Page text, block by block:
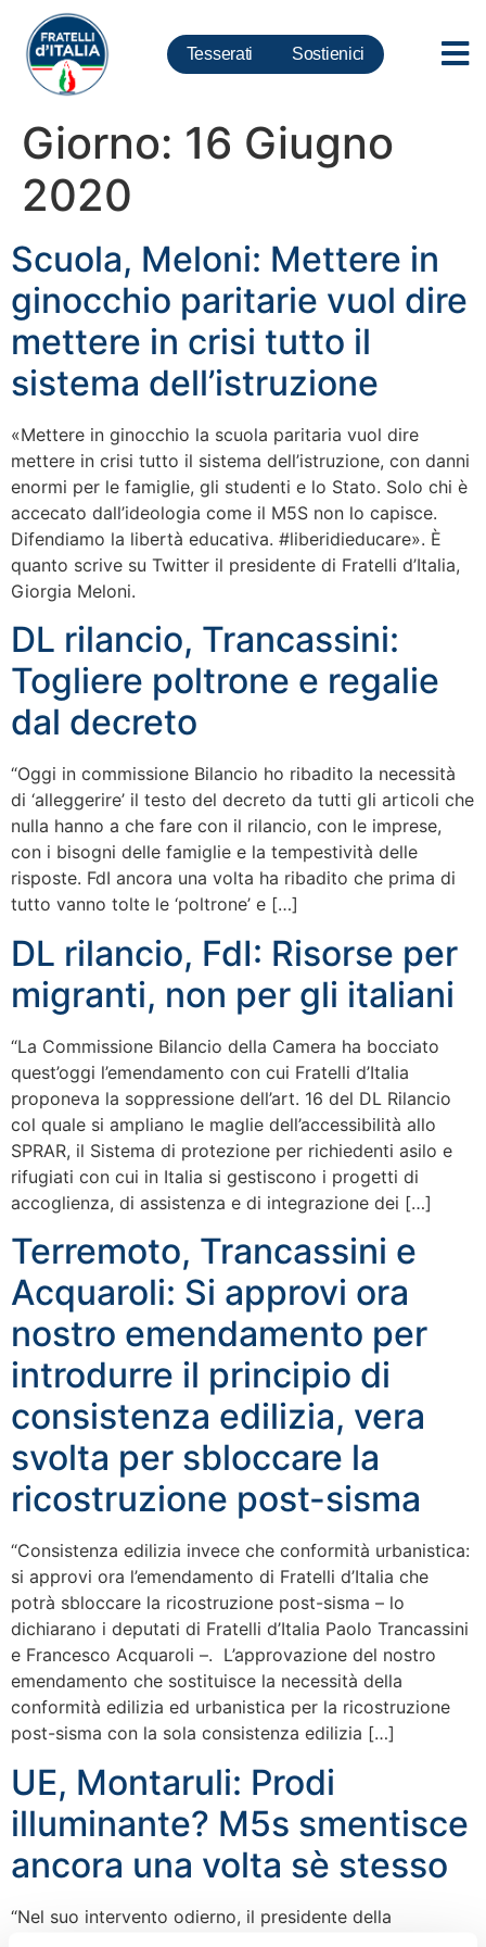
Tesserati Sostienici
Giorno: 16 Giugno
2020
Scuola, Meloni: Mettere in
ginocchio paritarie vuol dire
mettere in crisi tutto il
sistema dell’istruzione
«Mettere in ginocchio la scuola paritaria vuol dire
mettere in crisi tutto il sistema dell’istruzione, con danni
enormi per le famiglie, gli studenti e lo Stato. Solo chi è
accecato dall’ideologia come il M5S non lo capisce.
Difendiamo la libertà educativa. #liberidieducare». È
quanto scrive su Twitter il presidente di Fratelli d’Italia,
Giorgia Meloni.
DL rilancio, Trancassini:
Togliere poltrone e regalie
dal decreto
“Oggi in commissione Bilancio ho ribadito la necessità
di ‘alleggerire’ il testo del decreto da tutti gli articoli che
nulla hanno a che fare con il rilancio, con le imprese,
con i bisogni delle famiglie e la tempestività delle
risposte. FdI ancora una volta ha ribadito che prima di
tutto vanno tolte le ‘poltrone’ e […]
DL rilancio, FdI: Risorse per
migranti, non per gli italiani
“La Commissione Bilancio della Camera ha bocciato
quest’oggi l’emendamento con cui Fratelli d’Italia
proponeva la soppressione dell’art. 16 del DL Rilancio
col quale si ampliano le maglie dell’accessibilità allo
SPRAR, il Sistema di protezione per richiedenti asilo e
rifugiati con cui in Italia si gestiscono i progetti di
accoglienza, di assistenza e di integrazione dei […]
Terremoto, Trancassini e
Acquaroli: Si approvi ora
nostro emendamento per
introdurre il principio di
consistenza edilizia, vera
svolta per sbloccare la
ricostruzione post-sisma
“Consistenza edilizia invece che conformità urbanistica:
si approvi ora l’emendamento di Fratelli d’Italia che
potrà sbloccare la ricostruzione post-sisma – lo
dichiarano i deputati di Fratelli d’Italia Paolo Trancassini
e Francesco Acquaroli –. L’approvazione del nostro
emendamento che sostituisce la necessità della
conformità edilizia ed urbanistica per la ricostruzione
post-sisma con la sola consistenza edilizia […]
UE, Montaruli: Prodi
illuminante? M5s smentisce
ancora una volta sè stesso
“Nel suo intervento odierno, il presidente della